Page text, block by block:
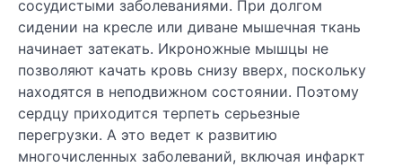
сосудистыми заболеваниями. При долгом
сидении на кресле или диване мышечная ткань
начинает затекать. Икроножные мышцы не
позволяют качать кровь снизу вверх, поскольку
находятся в неподвижном состоянии. Поэтому
сердцу приходится терпеть серьезные
перегрузки. А это ведет к развитию
многочисленных заболеваний, включая инфаркт